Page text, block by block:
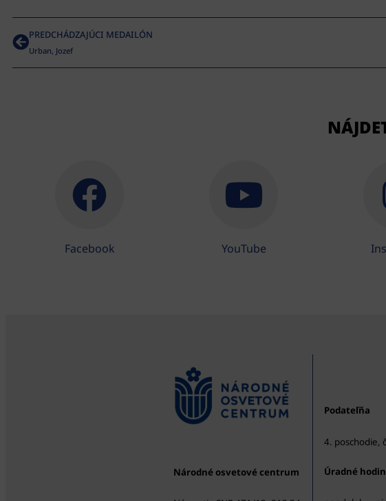
PREDCHÁDZAJÚCI MEDAILÓN
Urban, Jozef
Facebook YouTube
Národné osvetové centrum
Podateľňa
4. poschodie,
Úradné